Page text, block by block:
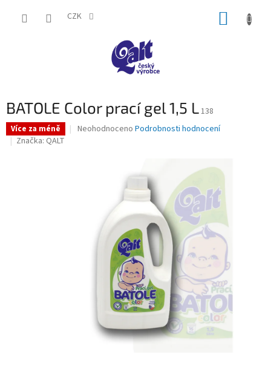
CZK
BATOLE Color prací gel 1,5 L138
Více za méně
Průměrné
hvězdiček.
Neohodnoceno Podrobnosti hodnocení
Značka: QALT